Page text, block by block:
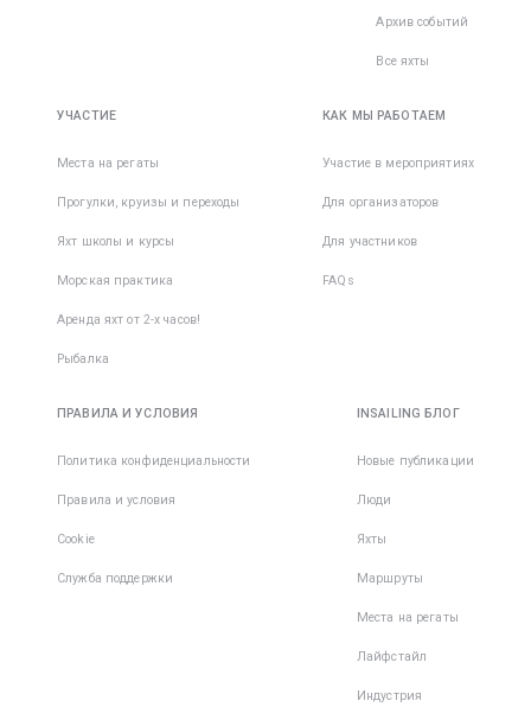
Архив событий
Все яхты
УЧАСТИЕ
Места на регаты
Прогулки, круизы и переходы
Яхт школы и курсы
Морская практика
Аренда яхт от 2-х часов!
Рыбалка
КАК МЫ РАБОТАЕМ
Участие в мероприятиях
Для организаторов
Для участников
FAQs
ПРАВИЛА И УСЛОВИЯ
Политика конфиденциальности
Правила и условия
Cookie
Служба поддержки
INSAILING БЛОГ
Новые публикации
Люди
Яхты
Маршруты
Места на регаты
Лайфстайл
Индустрия